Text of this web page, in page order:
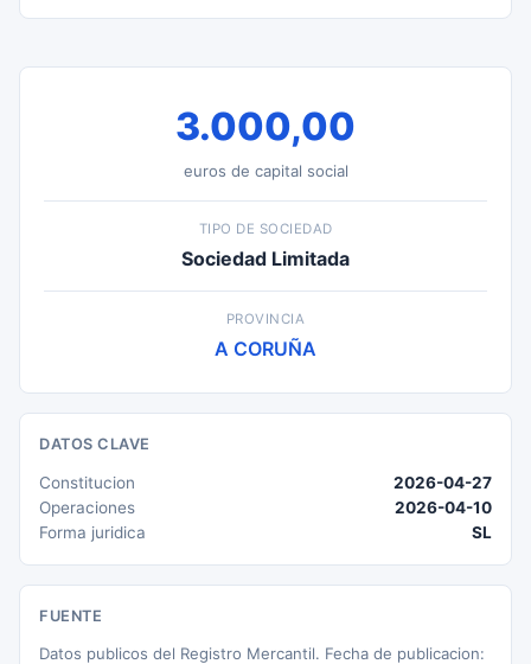
3.000,00
euros de capital social
TIPO DE SOCIEDAD
Sociedad Limitada
PROVINCIA
A CORUÑA
DATOS CLAVE
Constitucion
2026-04-27
Operaciones
2026-04-10
Forma juridica
SL
FUENTE
Datos publicos del Registro Mercantil. Fecha de publicacion: